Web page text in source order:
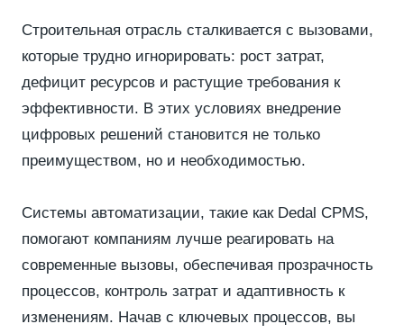
Строительная отрасль сталкивается с вызовами,
которые трудно игнорировать: рост затрат,
дефицит ресурсов и растущие требования к
эффективности. В этих условиях внедрение
цифровых решений становится не только
преимуществом, но и необходимостью.
Системы автоматизации, такие как Dedal CPMS,
помогают компаниям лучше реагировать на
современные вызовы, обеспечивая прозрачность
процессов, контроль затрат и адаптивность к
изменениям. Начав с ключевых процессов, вы